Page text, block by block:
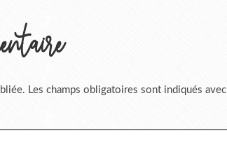
Les champs obligatoires sont indiqués avec